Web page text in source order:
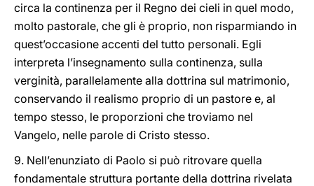
circa la continenza per il Regno dei cieli in quel modo,
molto pastorale, che gli è proprio, non risparmiando in
quest’occasione accenti del tutto personali. Egli
interpreta l’insegnamento sulla continenza, sulla
verginità, parallelamente alla dottrina sul matrimonio,
conservando il realismo proprio di un pastore e, al
tempo stesso, le proporzioni che troviamo nel
Vangelo, nelle parole di Cristo stesso.
9. Nell’enunziato di Paolo si può ritrovare quella
fondamentale struttura portante della dottrina rivelata